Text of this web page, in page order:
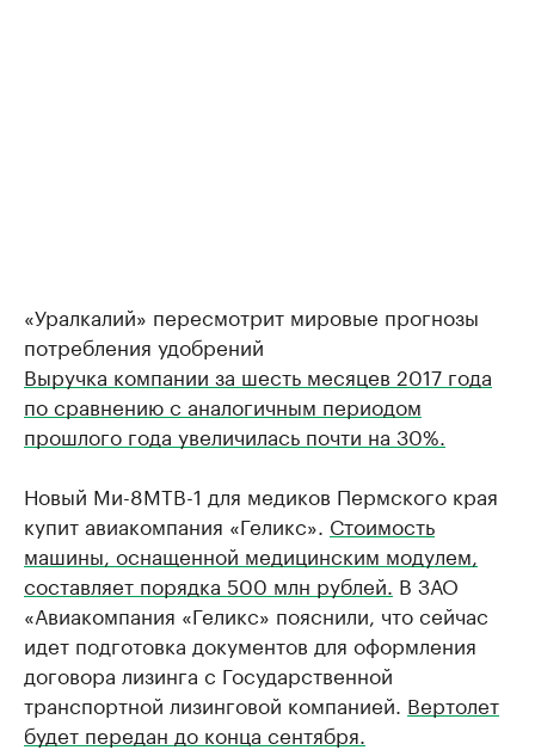
«Уралкалий» пересмотрит мировые прогнозы
потребления удобрений
Выручка компании за шесть месяцев 2017 года
по сравнению с аналогичным периодом
прошлого года увеличилась почти на 30%.
Новый Ми-8МТВ-1 для медиков Пермского края
купит авиакомпания «Геликс». Стоимость
машины, оснащенной медицинским модулем,
составляет порядка 500 млн рублей. В ЗАО
«Авиакомпания «Геликс» пояснили, что сейчас
идет подготовка документов для оформления
договора лизинга с Государственной
транспортной лизинговой компанией. Вертолет
будет передан до конца сентября.